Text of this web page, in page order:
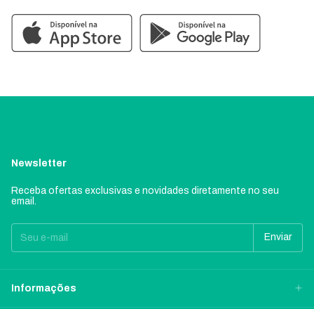
Newsletter
Receba ofertas exclusivas e novidades diretamente no seu
email.
Informações